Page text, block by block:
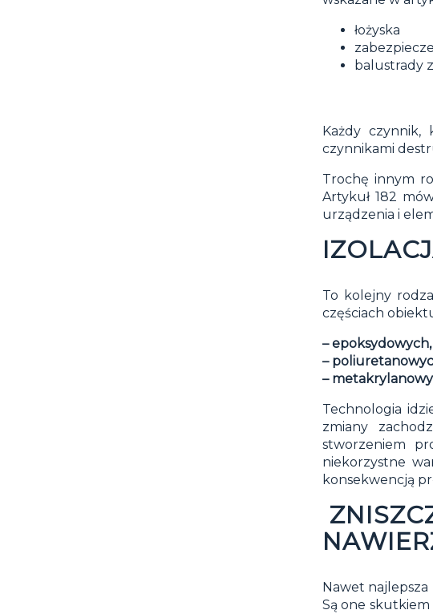
łożyska
balustrady
Każdy czynnik,
czynnikami
Trochę innym
Artykuł 182
urządzenia i
To kolejny
częściach
– epoksydowych,
–
–
Technologia
zmiany
stworzeniem
niekorzystne
konsekwencją
Nawet najlepsza
Są one